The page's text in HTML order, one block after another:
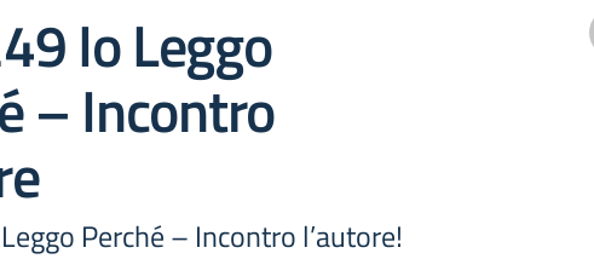
Io Leggo
– Incontro
Perché – Incontro l’autore!